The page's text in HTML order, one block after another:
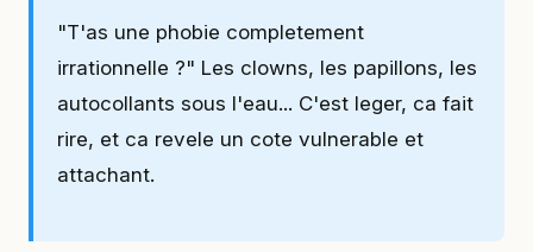
"T'as une phobie completement
irrationnelle ?" Les clowns, les papillons, les
autocollants sous l'eau... C'est leger, ca fait
rire, et ca revele un cote vulnerable et
attachant.